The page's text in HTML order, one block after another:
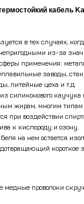
кабель
в тех случаях,
из-за
применения:
заводы,
литейные цеха и т.д.
силиконового каучука
жирам, многим
при воздействии
к кислороду и озону.
на нем остается
короткое
медные проволоки